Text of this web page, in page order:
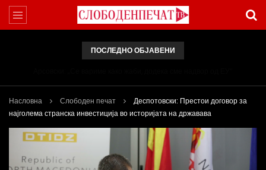
ПОСЛЕДНО ОБЈАВЕНИ
Насловна Слободен печат
Деспотовски: Престои договор за
најголема странска инвестиција во историјата на државава